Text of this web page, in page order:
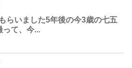
らいました5年後の今3歳の七五
って、今...